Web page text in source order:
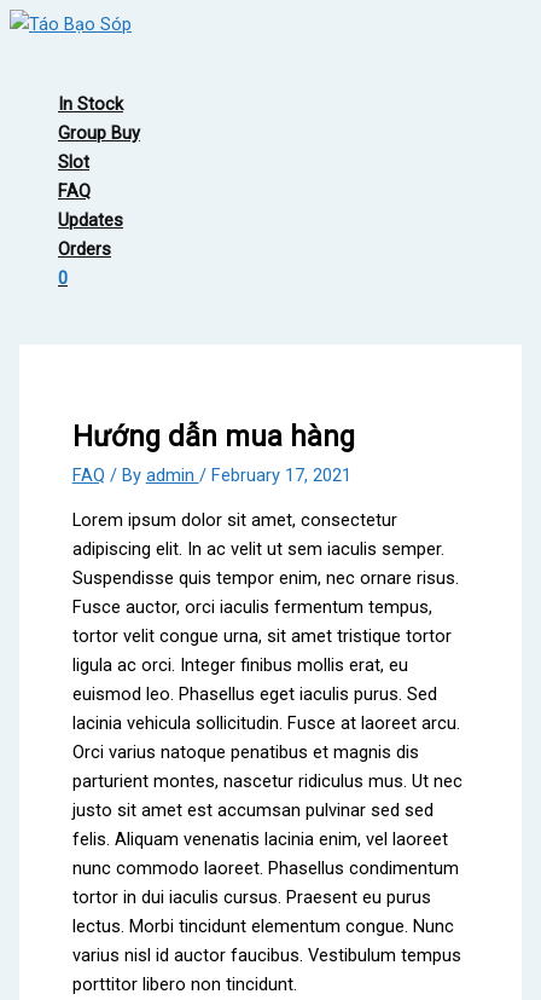
Skip
In Stock
Group Buy
Slot
FAQ
Updates
Orders
0
Hướng dẫn mua hàng
FAQ / By admin / February 17, 2021
Lorem ipsum dolor sit amet, consectetur
adipiscing elit. In ac velit ut sem iaculis semper.
Suspendisse quis tempor enim, nec ornare risus.
Fusce auctor, orci iaculis fermentum tempus,
tortor velit congue urna, sit amet tristique tortor
ligula ac orci. Integer finibus mollis erat, eu
euismod leo. Phasellus eget iaculis purus. Sed
lacinia vehicula sollicitudin. Fusce at laoreet arcu.
Orci varius natoque penatibus et magnis dis
parturient montes, nascetur ridiculus mus. Ut nec
justo sit amet est accumsan pulvinar sed sed
felis. Aliquam venenatis lacinia enim, vel laoreet
nunc commodo laoreet. Phasellus condimentum
tortor in dui iaculis cursus. Praesent eu purus
lectus. Morbi tincidunt elementum congue. Nunc
varius nisl id auctor faucibus. Vestibulum tempus
porttitor libero non tincidunt.